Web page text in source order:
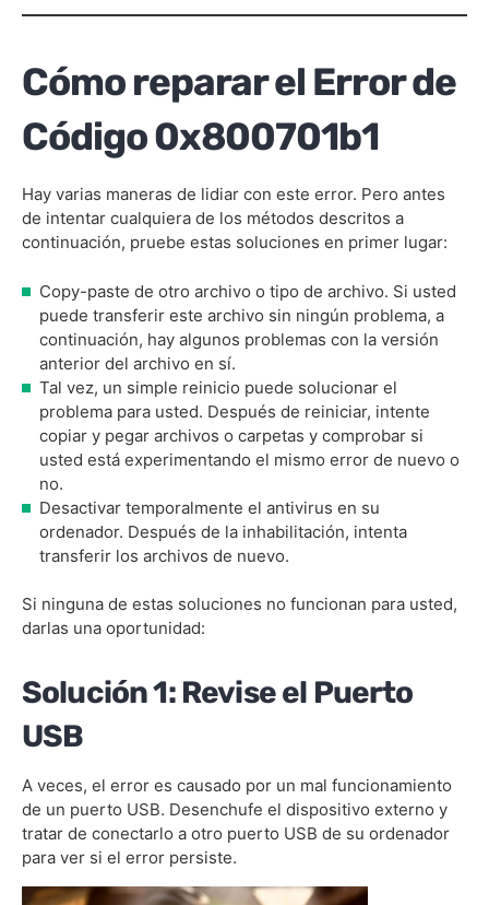
Cómo reparar el Error de
Código 0x800701b1
Hay varias maneras de lidiar con este error. Pero antes
de intentar cualquiera de los métodos descritos a
continuación, pruebe estas soluciones en primer lugar:
Copy-paste de otro archivo o tipo de archivo. Si usted
puede transferir este archivo sin ningún problema, a
continuación, hay algunos problemas con la versión
anterior del archivo en sí.
Tal vez, un simple reinicio puede solucionar el
problema para usted. Después de reiniciar, intente
copiar y pegar archivos o carpetas y comprobar si
usted está experimentando el mismo error de nuevo o
no.
Desactivar temporalmente el antivirus en su
ordenador. Después de la inhabilitación, intenta
transferir los archivos de nuevo.
Si ninguna de estas soluciones no funcionan para usted,
darlas una oportunidad:
Solución 1: Revise el Puerto
USB
A veces, el error es causado por un mal funcionamiento
de un puerto USB. Desenchufe el dispositivo externo y
tratar de conectarlo a otro puerto USB de su ordenador
para ver si el error persiste.